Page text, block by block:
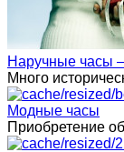
Наручные часы
Много
Модные часы
Приобретение